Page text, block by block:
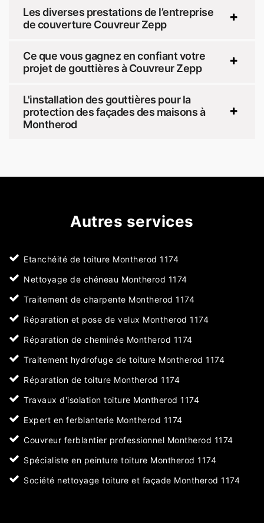
Les diverses prestations de l’entreprise
de couverture Couvreur Zepp
Ce que vous gagnez en confiant votre
projet de gouttières à Couvreur Zepp
L'installation des gouttières pour la
protection des façades des maisons à
Montherod
Autres services
Etanchéité de toiture Montherod 1174
Nettoyage de chéneau Montherod 1174
Traitement de charpente Montherod 1174
Réparation et pose de velux Montherod 1174
Réparation de cheminée Montherod 1174
Traitement hydrofuge de toiture Montherod 1174
Réparation de toiture Montherod 1174
Travaux d'isolation toiture Montherod 1174
Expert en ferblanterie Montherod 1174
Couvreur ferblantier professionnel Montherod 1174
Spécialiste en peinture toiture Montherod 1174
Société nettoyage toiture et façade Montherod 1174